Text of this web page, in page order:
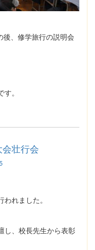
後、修学旅行の説明会
。
壮行会
れました。
し、校長先生から表彰